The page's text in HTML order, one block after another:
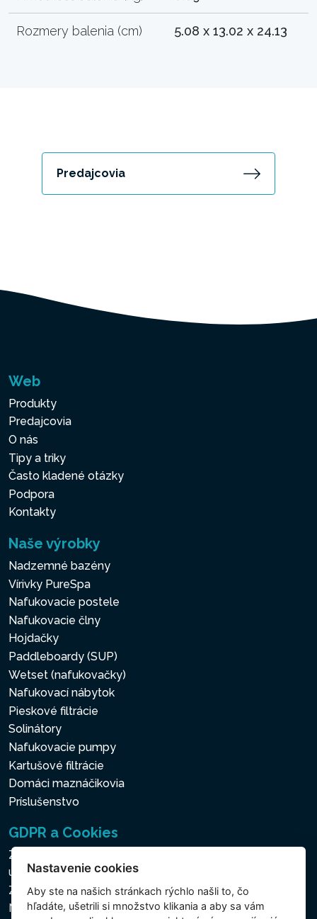
Rozmery balenia (cm) 5.08 x 13.02 x 24.13
Predajcovia
Web
Produkty
Predajcovia
O nás
Tipy a triky
Často kladené otázky
Podpora
Kontakty
Naše výrobky
Nadzemné bazény
Vírivky PureSpa
Nafukovacie postele
Nafukovacie člny
Hojdačky
Paddleboardy (SUP)
Wetset (nafukovačky)
Nafukovací nábytok
Pieskové filtrácie
Solinátory
Nafukovacie pumpy
Kartušové filtrácie
Domáci maznáčikovia
Príslušenstvo
GDPR a Cookies
Zásady ochrany osobných a ďalších spracovávaných
údajov
Zásady používania súborov cookies
Nastavenie cookies
Nastavenie cookies
Aby ste na našich stránkach rýchlo našli to, čo
hľadáte, ušetrili si množstvo klikania a aby sa vám